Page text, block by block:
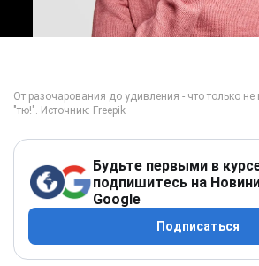
Будьте первыми в
подпишитесь на
Google
Подписаться